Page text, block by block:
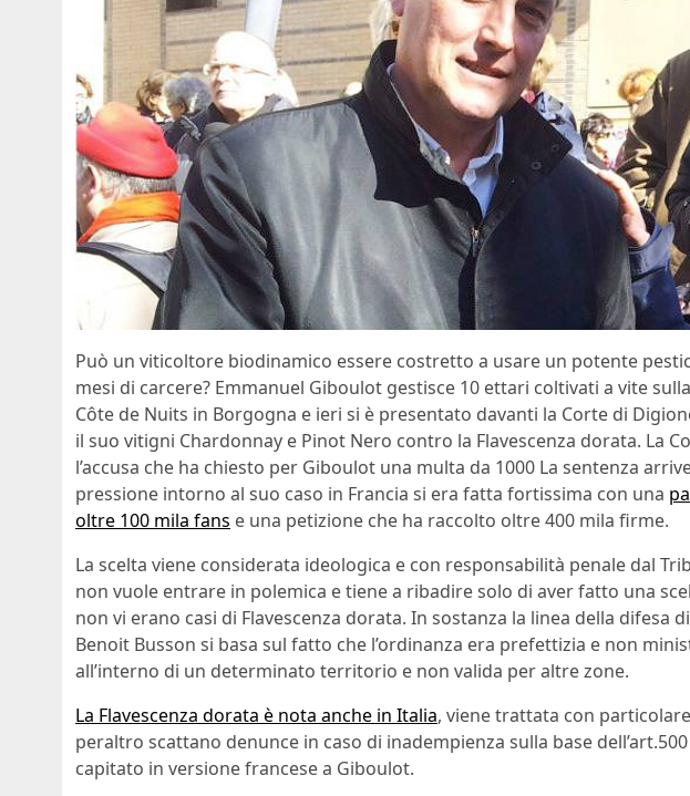
Può un viticoltore biodinamico essere costretto a usare un potente
mesi di carcere? Emmanuel Giboulot gestisce 10 ettari coltivati a vite
Côte de Nuits in Borgogna e ieri si è presentato davanti la Corte di
il suo vitigni Chardonnay e Pinot Nero contro la Flavescenza dorata. La
l’accusa che ha chiesto per Giboulot una multa da 1000 La sentenza
pressione intorno al suo caso in Francia si era fatta fortissima con una
oltre 100 mila fans e una petizione che ha raccolto oltre 400 mila firme.
La scelta viene considerata ideologica e con responsabilità penale dal
non vuole entrare in polemica e tiene a ribadire solo di aver fatto una
non vi erano casi di Flavescenza dorata. In sostanza la linea della difesa
Benoit Busson si basa sul fatto che l’ordinanza era prefettizia e non
all’interno di un determinato territorio e non valida per altre zone.
La Flavescenza dorata è nota anche in Italia, viene trattata con
peraltro scattano denunce in caso di inadempienza sulla base
capitato in versione francese a Giboulot.